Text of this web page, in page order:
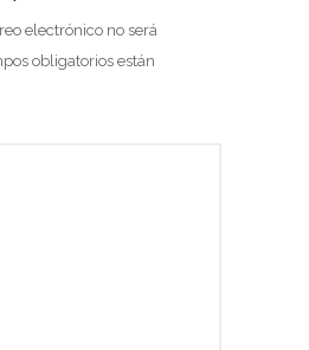
electrónico no será
obligatorios están